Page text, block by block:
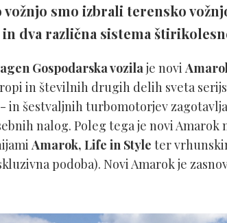
smo izbrali terensko
dva različna sistema
Gospodarska vozilaje novi
in številnih drugih delih sveta
šestvaljnih turbomotorjev
nalog. Poleg tega je novi
Amarok, Life in Style ter
podoba). Novi Amarok je